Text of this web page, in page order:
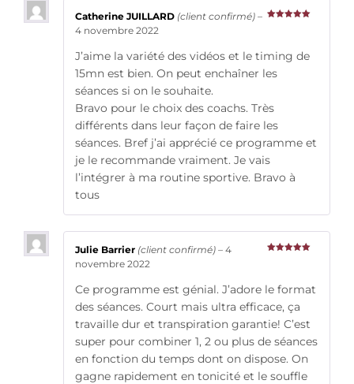
Catherine JUILLARD (client confirmé) –
4 novembre 2022
J’aime la variété des vidéos et le timing de
15mn est bien. On peut enchaîner les
séances si on le souhaite.
Bravo pour le choix des coachs. Très
différents dans leur façon de faire les
séances. Bref j’ai apprécié ce programme et
je le recommande vraiment. Je vais
l’intégrer à ma routine sportive. Bravo à
tous
Julie Barrier (client confirmé) – 4
novembre 2022
Ce programme est génial. J’adore le format
des séances. Court mais ultra efficace, ça
travaille dur et transpiration garantie! C’est
super pour combiner 1, 2 ou plus de séances
en fonction du temps dont on dispose. On
gagne rapidement en tonicité et le souffle